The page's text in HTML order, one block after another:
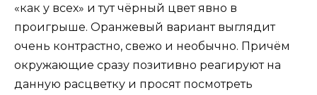
«как у всех» и тут чёрный цвет явно в
проигрыше. Оранжевый вариант выглядит
очень контрастно, свежо и необычно. Причём
окружающие сразу позитивно реагируют на
данную расцветку и просят посмотреть